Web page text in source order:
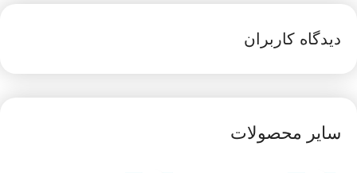
دیدگاه کاربران
سایر محصولات